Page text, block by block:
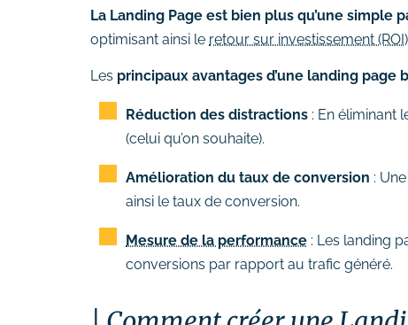
# Formation SEO (référencement
# Formation SMO (community
management)
# Formation SMA (publicités
# Formation newsletter &
emailing
# Formation gestion de sites
La Landing Page est bien plus qu’une simple
optimisant ainsi le retour sur investissement
Les principaux avantages d’une landing page
Réduction des distractions : En éliminant
(celui qu’on souhaite).
Amélioration du taux de conversion :
ainsi le taux de conversion.
Mesure de la performance : Les landing
conversions par rapport au trafic généré.